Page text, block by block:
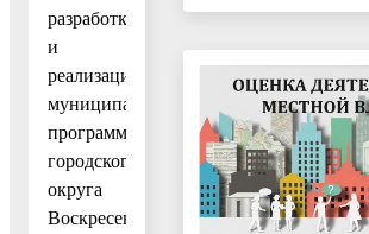
разработки
и
реализации
муниципальных
программ
городского
округа
Воскресенск